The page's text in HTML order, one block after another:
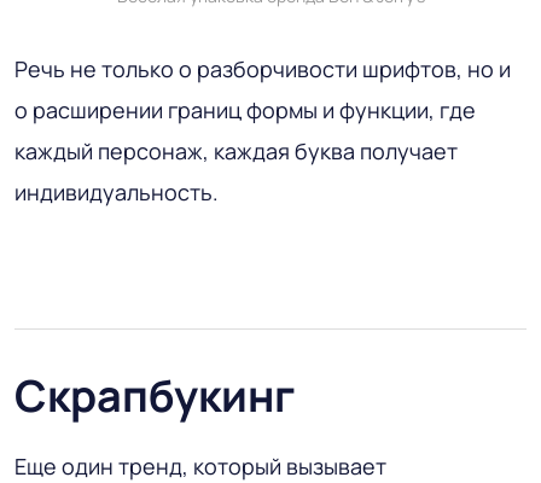
Речь не только о разборчивости шрифтов, но и
о расширении границ формы и функции, где
каждый персонаж, каждая буква получает
индивидуальность.
Скрапбукинг
Еще один тренд, который вызывает